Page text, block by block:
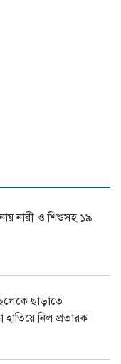
নারী ও শিশুসহ ১৯
ছাড়াতে
নিল প্রতারক